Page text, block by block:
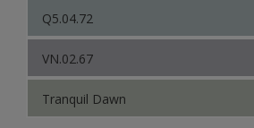
Q5.04.72
VN.02.67
Tranquil Dawn